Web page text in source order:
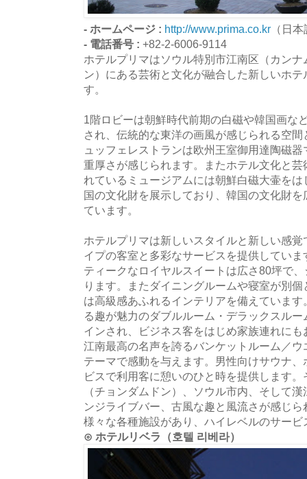
- ホームページ : http://www.prima.co.kr （日
- 電話番号 : +82-2-6006-9114
ホテルプリマはソウル特別市江南区（カン
ン）にある芸術と文化が融合した新しいホ
す。
1階ロビーは朝鮮時代前期の白磁や韓国画な
され、伝統的な東洋の画風が感じられる空
ュッフェレストランは欧州王室御用達陶磁
重厚さが感じられます。またホテル文化と
れているミュージアムには朝鮮白磁大壷を
国の文化財を展示しており、韓国の文化財
ています。
ホテルプリマは新しいスタイルと新しい感
イプの客室と多彩なサービスを提供してい
ティークなロイヤルスイートは広さ80坪で
ります。またダイニングルームや寝室が別
は高級感あふれるインテリアを備えていま
る趣が魅力のダブルルーム・デラックスル
インされ、ビジネス客をはじめ家族連れにも
江南最高の名声を誇るバンケットルーム／
テーマで感動を与えます。男性向けサウナ
ビスで利用客に憩いのひと時を提供します
（チョンダムドン）、ソウル市内、そして
ンジライブバー、古風な趣と風流さが感じ
様々な各種施設があり、ハイレベルのサー
⊙ ホテルリベラ（호텔 리베라）